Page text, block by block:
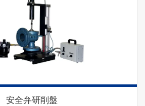
安全弁研削盤